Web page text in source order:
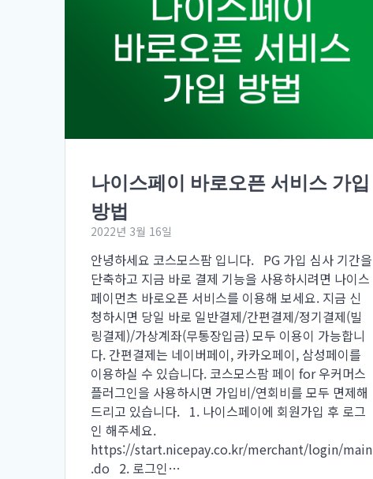
나이스페이 바로오픈 서비스 가입
방법
2022년 3월 16일
안녕하세요 코스모스팜 입니다. PG 가입 심사 기간을
단축하고 지금 바로 결제 기능을 사용하시려면 나이스
페이먼츠 바로오픈 서비스를 이용해 보세요. 지금 신
청하시면 당일 바로 일반결제/간편결제/정기결제(빌
링결제)/가상계좌(무통장입금) 모두 이용이 가능합니
다. 간편결제는 네이버페이, 카카오페이, 삼성페이를
이용하실 수 있습니다. 코스모스팜 페이 for 우커머스
플러그인을 사용하시면 가입비/연회비를 모두 면제해
드리고 있습니다. 1. 나이스페이에 회원가입 후 로그
인 해주세요.
https://start.nicepay.co.kr/merchant/login/main
.do 2. 로그인…